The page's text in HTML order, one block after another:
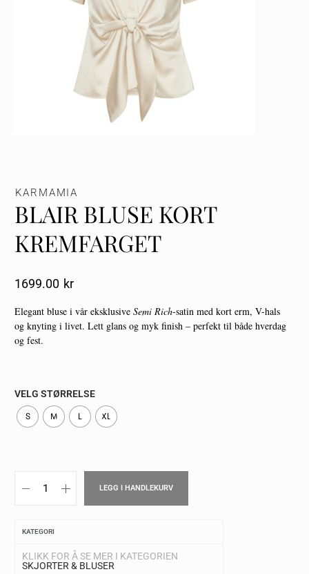
KARMAMIA
BLAIR BLUSE KORT
KREMFARGET
1699.00 Kr
Elegant bluse i vår eksklusive Semi Rich-satin med kort erm, V-hals
og knyting i livet. Lett glans og myk finish – perfekt til både hverdag
og fest.
VELG STØRRELSE
S M L XL
LEGG I HANDLEKURV
KATEGORI
KLIKK FOR Å SE MER I KATEGORIEN
SKJORTER & BLUSER